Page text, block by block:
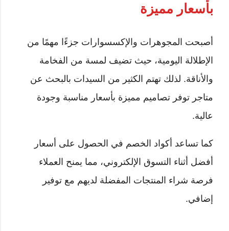
بأسعار مميزة
أصبحت المجوهرات والإكسسوارات جزءًا مهمًا من
الإطلالة اليومية، حيث تضيف لمسة من الفخامة
والأناقة. لذلك تهتم الكثير من السيدات بالبحث عن
متاجر توفر تصاميم مميزة بأسعار مناسبة وجودة
عالية.
كما تساعد أكواد الخصم في الحصول على أسعار
أفضل أثناء التسوق الإلكتروني، مما يمنح العملاء
فرصة شراء المنتجات المفضلة لديهم مع توفير
إضافي.